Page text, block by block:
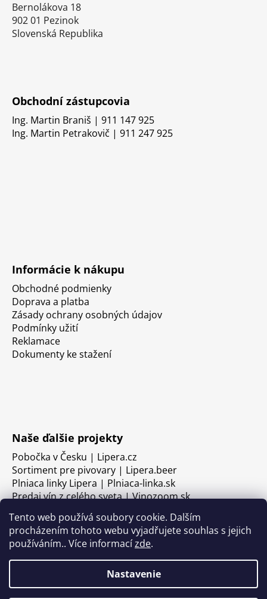
Tento web používá soubory cookie. Dalším
procházením tohoto webu vyjadřujete souhlas s jejich
používáním.. Více informacízde.
Nastavenie
Bernolákova 18
902 01 Pezinok
Slovenská Republika
Obchodní zástupcovia
Ing. Martin Braniš | 911 147 925
Ing. Martin Petrakovič | 911 247 925
Informácie k nákupu
Obchodné podmienky
Doprava a platba
Zásady ochrany osobných údajov
Podmínky užití
Reklamace
Dokumenty ke stažení
Naše ďalšie projekty
Pobočka v Česku | Lipera.cz
Sortiment pre pivovary | Lipera.beer
Plniaca linky Lipera | Plniaca-linka.sk
Predaj vín z celého sveta | Vinozoom.sk